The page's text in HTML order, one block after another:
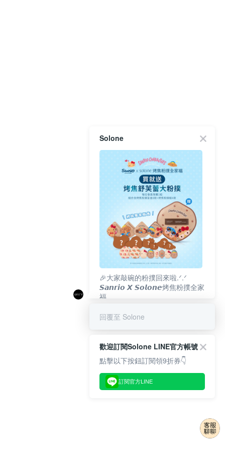
Solone
🎉大家敲碗的粉撲回來啦.ᐟ‪‪.ᐟ
𝙎𝙖𝙣𝙧𝙞𝙤 𝙓 𝙎𝙤𝙡𝙤𝙣𝙚烤焦粉撲全家
福
回覆至 Solone
歡迎訂閱Solone LINE官方帳號
點擊以下按鈕訂閱領9折券👇
訂閱官方LINE